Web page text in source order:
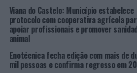
Viana do Castelo: Município estabelece
protocolo com cooperativa agrícola
apoiar profissionais e promover
animal
Enotécnica fecha edição com mais de
mil pessoas e confirma regresso em